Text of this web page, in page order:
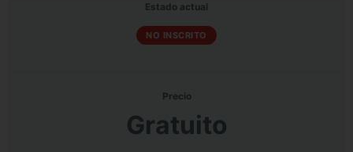
Estado actual
NO INSCRITO
Precio
Gratuito